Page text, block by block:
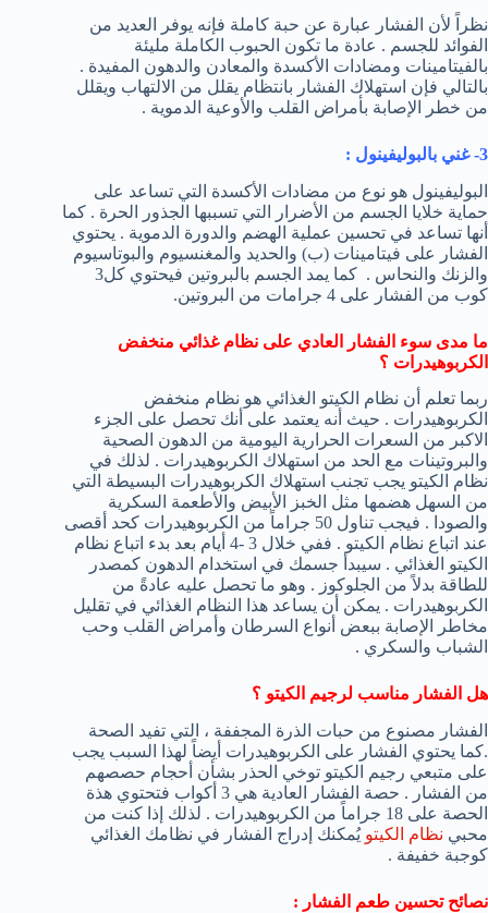
نظراً لأن الفشار عبارة عن حبة كاملة فإنه يوفر العديد من
الفوائد للجسم . عادة ما تكون الحبوب الكاملة مليئة
بالفيتامينات ومضادات الأكسدة والمعادن والدهون المفيدة .
بالتالي فإن استهلاك الفشار بانتظام يقلل من الالتهاب ويقلل
من خطر الإصابة بأمراض القلب والأوعية الدموية .
3- غني بالبوليفينول :
البوليفينول هو نوع من مضادات الأكسدة التي تساعد على
حماية خلايا الجسم من الأضرار التي تسببها الجذور الحرة . كما
أنها تساعد في تحسين عملية الهضم والدورة الدموية . يحتوي
الفشار على فيتامينات (ب) والحديد والمغنسيوم والبوتاسيوم
والزنك والنحاس . كما يمد الجسم بالبروتين فيحتوي كل3
كوب من الفشار على 4 جرامات من البروتين.
ما مدى سوء الفشار العادي على نظام غذائي منخفض
الكربوهيدرات ؟
ربما تعلم أن نظام الكيتو الغذائي هو نظام منخفض
الكربوهيدرات . حيث أنه يعتمد على أنك تحصل على الجزء
الاكبر من السعرات الحرارية اليومية من الدهون الصحية
والبروتينات مع الحد من استهلاك الكربوهيدرات . لذلك في
نظام الكيتو يجب تجنب استهلاك الكربوهيدرات البسيطة التي
من السهل هضمها مثل الخبز الأبيض والأطعمة السكرية
والصودا . فيجب تناول 50 جراماً من الكربوهيدرات كحد أقصى
عند اتباع نظام الكيتو . ففي خلال 3 -4 أيام بعد بدء اتباع نظام
الكيتو الغذائي . سيبدأ جسمك في استخدام الدهون كمصدر
للطاقة بدلاً من الجلوكوز . وهو ما تحصل عليه عادةً من
الكربوهيدرات . يمكن أن يساعد هذا النظام الغذائي في تقليل
مخاطر الإصابة ببعض أنواع السرطان وأمراض القلب وحب
الشباب والسكري .
هل الفشار مناسب لرجيم الكيتو ؟
الفشار مصنوع من حبات الذرة المجففة ، التي تفيد الصحة
.كما يحتوي الفشار على الكربوهيدرات أيضاً لهذا السبب يجب
على متبعي رجيم الكيتو توخي الحذر بشأن أحجام حصصهم
من الفشار . حصة الفشار العادية هي 3 أكواب فتحتوي هذة
الحصة على 18 جراماً من الكربوهيدرات . لذلك إذا كنت من
محبي نظام الكيتو يُمكنك إدراج الفشار في نظامك الغذائي
كوجبة خفيفة .
نصائح تحسين طعم الفشار :